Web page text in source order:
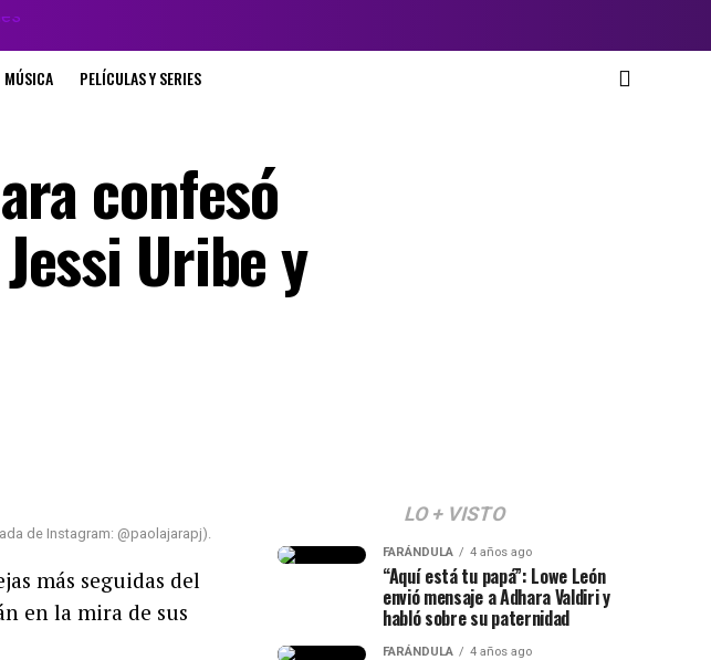
MÚSICA PELÍCULAS Y SERIES
confesó
Uribe y
de Instagram: @paolajarapj).
más seguidas del
en la mira de sus
LO + VISTO
FARÁNDULA 4 años ago
“Aquí está tu papá”: Lowe León
envió mensaje a Adhara Valdiri y
habló sobre su paternidad
FARÁNDULA 4 años ago